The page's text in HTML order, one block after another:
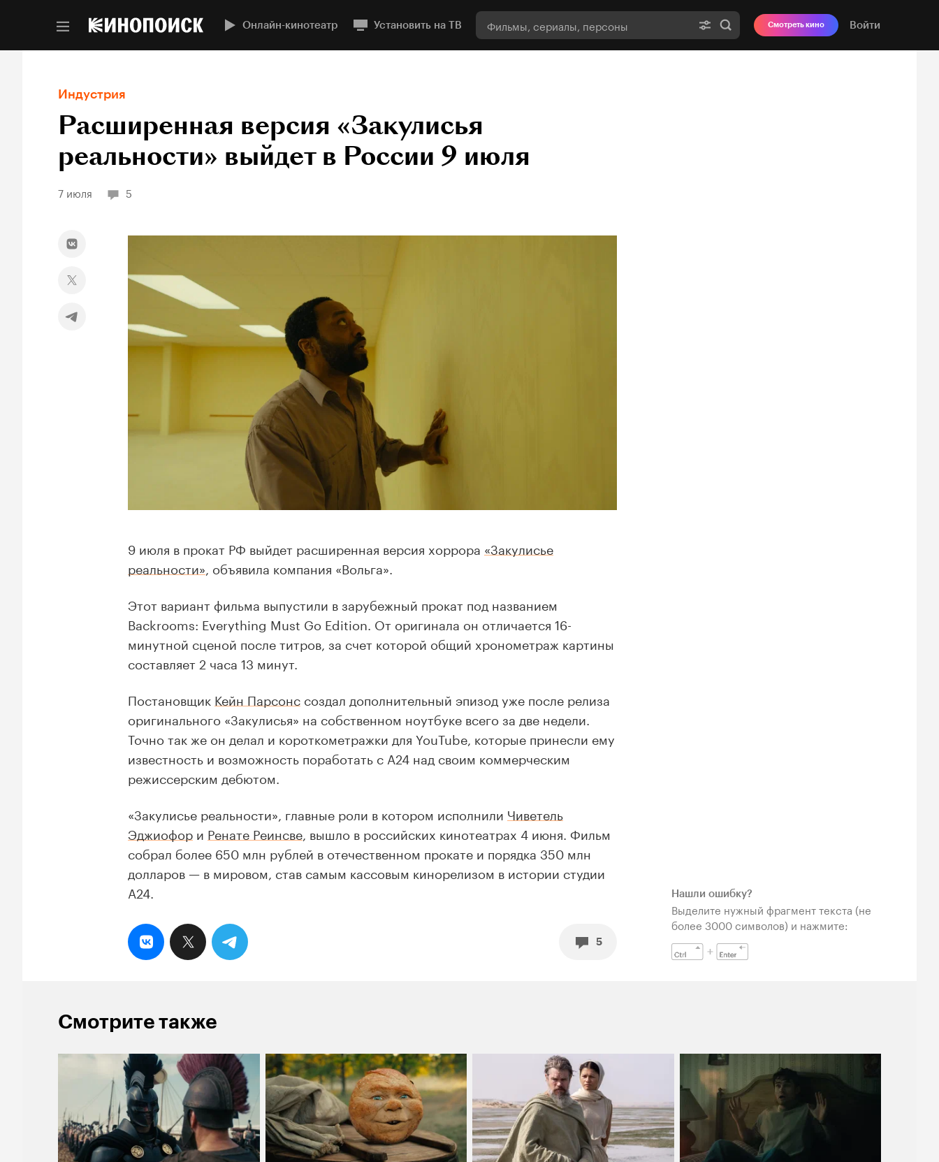
Онлайн-кинотеатр Установить на ТВ Смотреть кино Войти
Индустрия
Расширенная версия «Закулисья
реальности» выйдет в России 9 июля
7 июля 5
9 июля в прокат РФ выйдет расширенная версия хоррора «Закулисье
реальности» , объявила компания «Вольга».
Этот вариант фильма выпустили в зарубежный прокат под названием
Backrooms: Everything Must Go Edition. От оригинала он отличается 16-
минутной сценой после титров, за счет которой общий хронометраж картины
составляет 2 часа 13 минут.
Постановщик Кейн Парсонс создал дополнительный эпизод уже после релиза
оригинального «Закулисья» на собственном ноутбуке всего за две недели.
Точно так же он делал и короткометражки для YouTube, которые принесли ему
известность и возможность поработать с A24 над своим коммерческим
режиссерским дебютом.
«Закулисье реальности», главные роли в котором исполнили Чиветель
Эджиофор и Ренате Реинсве , вышло в российских кинотеатрах 4 июня. Фильм
собрал более 650 млн рублей в отечественном прокате и порядка 350 млн
долларов — в мировом, став самым кассовым кинорелизом в истории студии
A24.
5
Нашли ошибку?
Выделите нужный фрагмент текста (не
более 3000 символов) и нажмите:
Смотрите также